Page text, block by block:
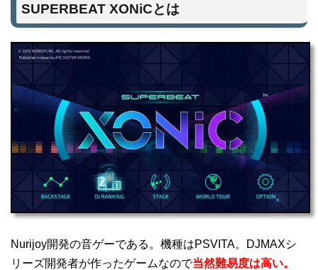
SUPERBEAT XONiCとは
Nurijoy開発の音ゲーである。機種はPSVITA。DJMAXシ
リーズ開発者が作ったゲームなので当然難易度は高い。